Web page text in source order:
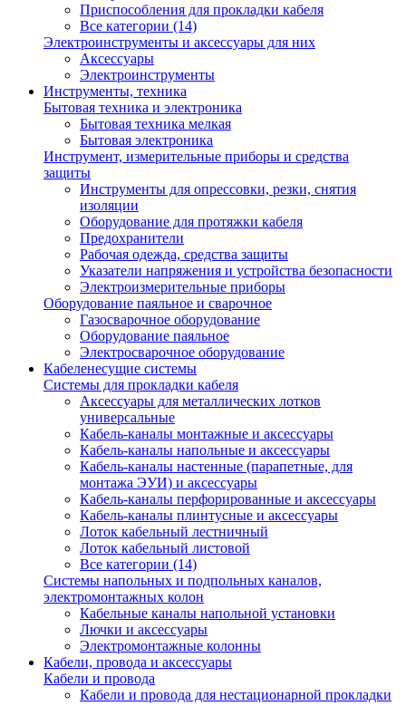
Приспособления для прокладки кабеля
Все категории (14)
Электроинструменты и аксессуары для них
Аксессуары
Электроинструменты
Инструменты, техника
Бытовая техника и электроника
Бытовая техника мелкая
Бытовая электроника
Инструмент, измерительные приборы и средства
защиты
Инструменты для опрессовки, резки, снятия
изоляции
Оборудование для протяжки кабеля
Предохранители
Рабочая одежда, средства защиты
Указатели напряжения и устройства безопасности
Электроизмерительные приборы
Оборудование паяльное и сварочное
Газосварочное оборудование
Оборудование паяльное
Электросварочное оборудование
Кабеленесущие системы
Системы для прокладки кабеля
Аксессуары для металлических лотков
универсальные
Кабель-каналы монтажные и аксессуары
Кабель-каналы напольные и аксессуары
Кабель-каналы настенные (парапетные, для
монтажа ЭУИ) и аксессуары
Кабель-каналы перфорированные и аксессуары
Кабель-каналы плинтусные и аксессуары
Лоток кабельный лестничный
Лоток кабельный листовой
Все категории (14)
Системы напольных и подпольных каналов,
электромонтажных колон
Кабельные каналы напольной установки
Лючки и аксессуары
Электромонтажные колонны
Кабели, провода и аксессуары
Кабели и провода
Кабели и провода для нестационарной прокладки